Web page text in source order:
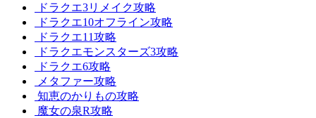
ドラクエ3リメイク攻略
ドラクエ10オフライン攻略
ドラクエ11攻略
ドラクエモンスターズ3攻略
ドラクエ6攻略
メタファー攻略
知恵のかりもの攻略
魔女の泉R攻略